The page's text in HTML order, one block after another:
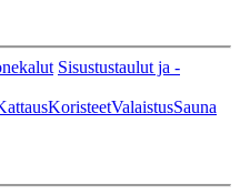
Sisustustaulut ja -
KoristeetValaistusSauna